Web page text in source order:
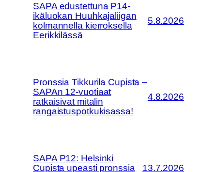
SAPA edustettuna P14-
ikäluokan Huuhkajaliigan
kolmannella kierroksella
Eerikkilässä
5.8.2026
Pronssia Tikkurila Cupista –
SAPAn 12-vuotiaat
ratkaisivat mitalin
rangaistuspotkukisassa!
4.8.2026
SAPA P12: Helsinki
Cupista upeasti pronssia
13.7.2026